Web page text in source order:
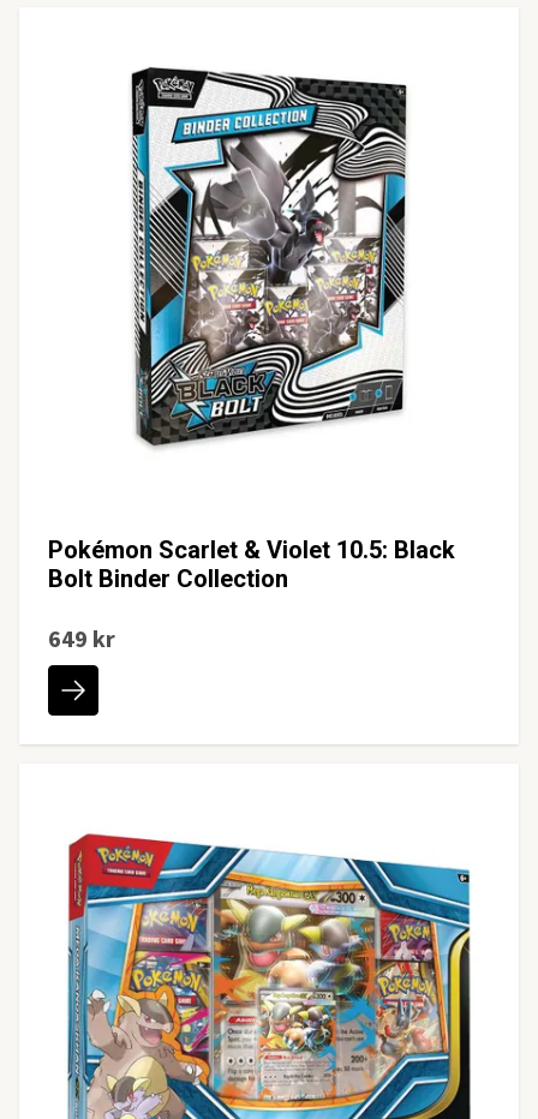
Pokémon Scarlet & Violet 10.5: Black
Bolt Binder Collection
649 kr